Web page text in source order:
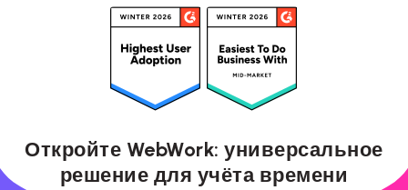
Откройте WebWork: универсальное
решение для учёта времени